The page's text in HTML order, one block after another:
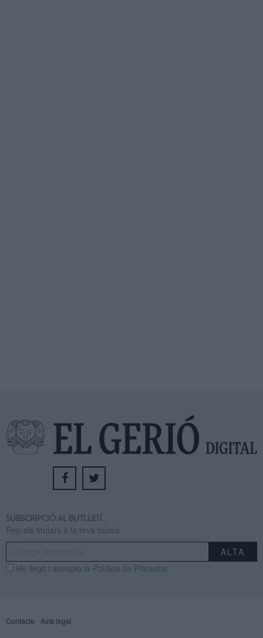
SUBSCRIPCIÓ AL BUTLLETÍ
Rep els titulars a la teva bústia
He llegit i accepto la Política de Privacitat
Contacte Avís legal